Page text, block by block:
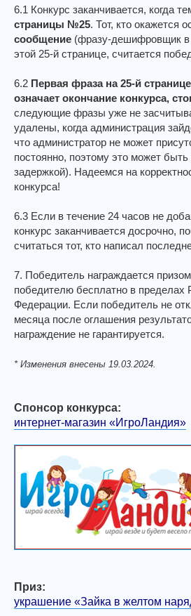
6.1 Конкурс заканчивается, когда
страницы №25. Тот, кто окажется
сообщение (фразу-дешифровщик в
этой 25-й странице, считается
6.2 Первая фраза на 25-й
означает окончание конкурса,
следующие фразы уже не
удалены, когда администрация
что администратор не может
постоянно, поэтому это может
задержкой). Надеемся на
конкурса!
6.3 Если в течение 24 часов не
конкурс заканчивается досрочно,
считаться тот, кто написал
7. Победитель награждается
победителю бесплатно в пределах
Федерации. Если победитель не
месяца после оглашения
награждение не гарантируется.
* Изменения внесены 19.03.2024.
Спонсор конкурса:
интернет-магазин «ИгроЛандия»
Приз:
украшение «Зайка в желтом